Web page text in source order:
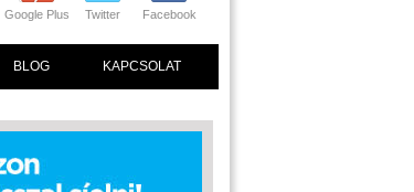
Google Plus Twitter Facebook
BLOG KAPCSOLAT